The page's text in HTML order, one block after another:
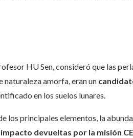
HU Sen, consideró que las
naturaleza amorfa, eran un
en los suelos lunares.
principales elementos, la
devueltas por la misión